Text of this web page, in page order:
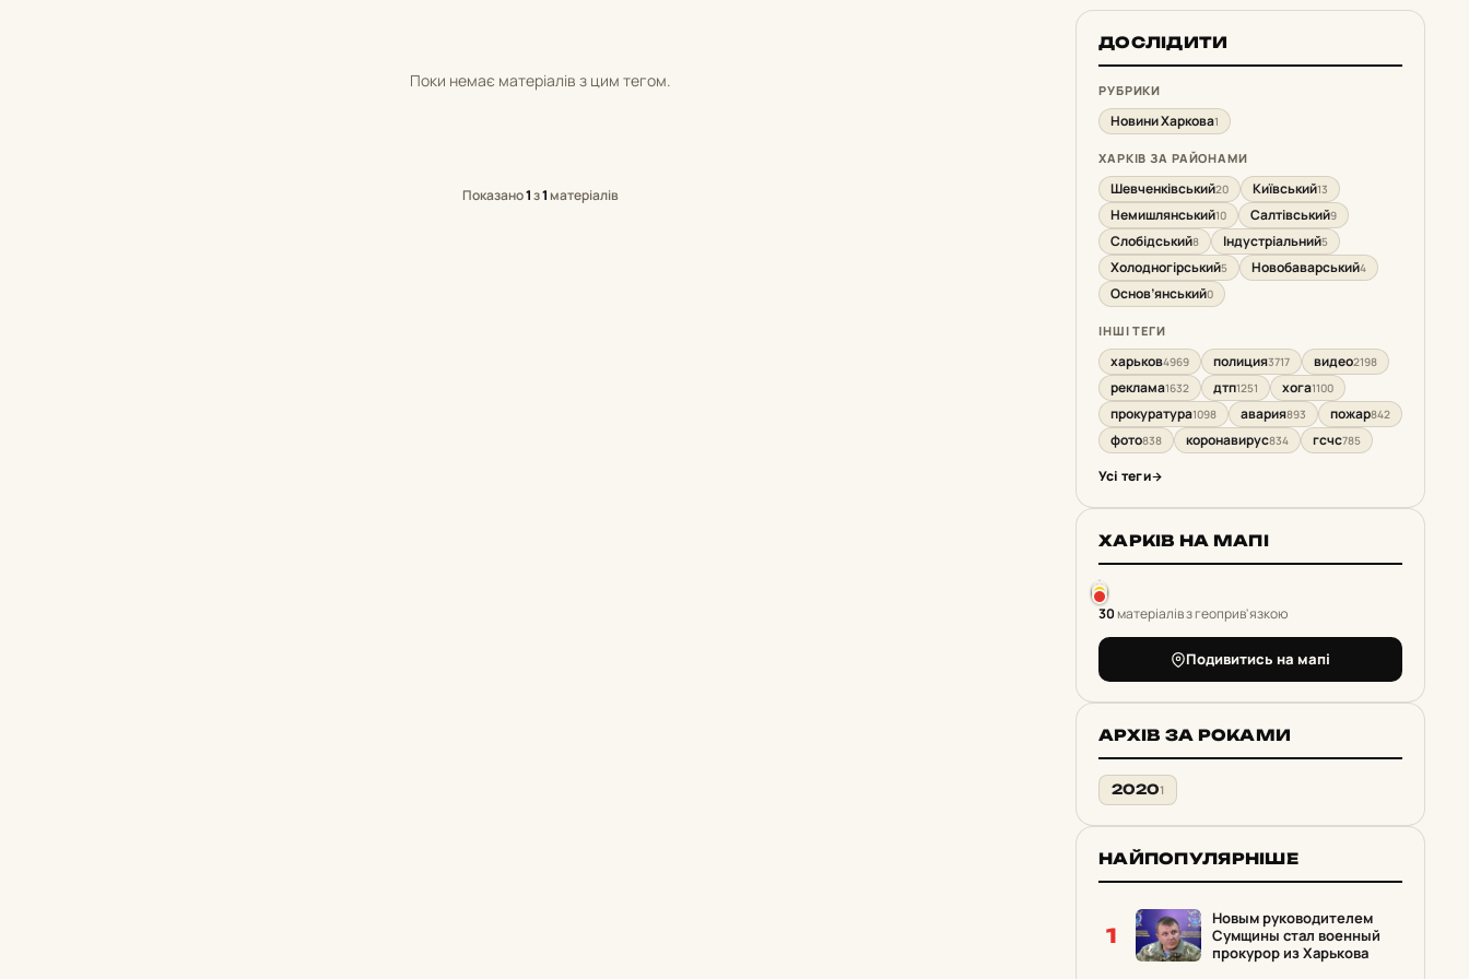
Поки немає матеріалів з цим тегом.
Показано1з1матеріалів
ДОСЛІДИТИ
РУБРИКИ
Новини Харкова1
ХАРКІВ ЗА РАЙОНАМИ
Шевченківський20 Київський13
Немишлянський10 Салтівський9
Слобідський8 Індустріальний5
Холодногірський5 Новобаварський4
Основ’янський0
ІНШІ ТЕГИ
харьков4969 полиция3717 видео2198
реклама1632 дтп1251 хога1100
прокуратура1098 авария893 пожар842
фото838 коронавирус834 гсчс785
Усі теги
ХАРКІВ НА МАПІ
30матеріалів з геоприв'язкою
Подивитись на мапі
АРХІВ ЗА РОКАМИ
20201
НАЙПОПУЛЯРНІШЕ
1
Новым руководителем
Сумщины стал военный
прокурор из Харькова